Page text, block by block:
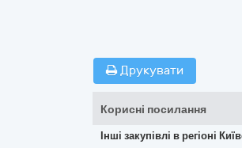
Друкувати
Корисні посилання
Інші закупівлі в регіоні